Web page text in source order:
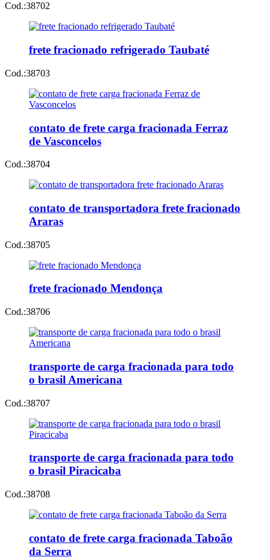
Cod.:38702
frete fracionado refrigerado Taubaté
Cod.:38703
contato de frete carga fracionada Ferraz
de Vasconcelos
Cod.:38704
contato de transportadora frete fracionado
Araras
Cod.:38705
frete fracionado Mendonça
Cod.:38706
transporte de carga fracionada para todo
o brasil Americana
Cod.:38707
transporte de carga fracionada para todo
o brasil Piracicaba
Cod.:38708
contato de frete carga fracionada Taboão
da Serra